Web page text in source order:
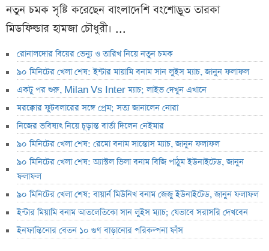
নতুন চমক সৃষ্টি করেছেন বাংলাদেশি বংশোদ্ভূত তারকা
মিডফিল্ডার হামজা চৌধুরী। ...
রোনালদোর বিয়ের ভেন্যু ও তারিখ নিয়ে নতুন চমক
৯০ মিনিটের খেলা শেষ: ইন্টার মায়ামি বনাম সান লুইস ম্যাচ, জানুন ফলাফল
একটু পর শুরু, Milan Vs Inter ম্যাচ; লাইভ দেখুন এখানে
মরক্কোর ফুটবলারের সঙ্গে প্রেম; সত্য জানালেন নোরা
নিজের ভবিষ্যৎ নিয়ে চূড়ান্ত বার্তা দিলেন নেইমার
৯০ মিনিটের খেলা শেষ: রেমো বনাম সান্তোস ম্যাচ, জানুন ফলাফল
৯০ মিনিটের খেলা শেষ: অ্যাস্টল ভিলা বনাম বিজি পাঠুম ইউনাইটেড, জানুন
ফলাফল
৯০ মিনিটের খেলা শেষ: বায়ার্ন মিউনিখ বনাম জেজু ইউনাইটেড, জানুন ফলাফল
ইন্টার মিয়ামি বনাম আতলেতিকো সান লুইস ম্যাচ; যেভাবে সরাসরি দেখবেন
ইনফান্তিনোর বেতন ১০ গুণ বাড়ানোর পরিকল্পনা ফাঁস